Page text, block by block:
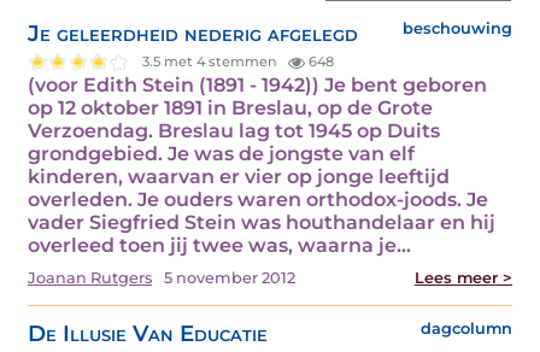
Je geleerdheid nederig afgelegd beschouwing
3.5 met 4 stemmen 648
(voor Edith Stein (1891 - 1942)) Je bent geboren
op 12 oktober 1891 in Breslau, op de Grote
Verzoendag. Breslau lag tot 1945 op Duits
grondgebied. Je was de jongste van elf
kinderen, waarvan er vier op jonge leeftijd
overleden. Je ouders waren orthodox-joods. Je
vader Siegfried Stein was houthandelaar en hij
overleed toen jij twee was, waarna je…
Joanan Rutgers 5 november 2012 Lees meer >
De Illusie Van Educatie dagcolumn